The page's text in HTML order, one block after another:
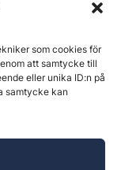
som cookies för
att samtycke till
eller unika ID:n på
samtycke kan
556625-6425 -
på denna